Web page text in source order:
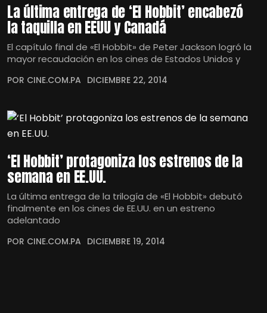
La última entrega de ‘El Hobbit’ encabezó
la taquilla en EEUU y Canadá
El capítulo final de «El Hobbit» de Peter Jackson logró la
mayor recaudación en los cines de Estados Unidos y
POR CINE.COM.PA DICIEMBRE 22, 2014
‘El Hobbit’ protagoniza los estrenos de la
semana en EE.UU.
La última entrega de la trilogía de «El Hobbit» debutó
finalmente en los cines de EE.UU. en un estreno
adelantado
POR CINE.COM.PA DICIEMBRE 19, 2014